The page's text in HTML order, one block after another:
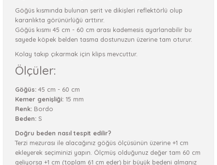
Göğüs kısmında bulunan şerit ve dikişleri reflektörlü olup
karanlıkta görünürlüğü arttırır.
Göğüs kısmı 45 cm - 60 cm arası kademesis ayarlanabilir bu
sayede köpek belden tasma dostunuzun üzerine tam oturur.
Kolay takıp çıkarmak için klips mevcuttur.
Ölçüler:
Göğüs: 45 cm - 60 cm
Kemer genişliği: 15 mm
Renk: Bordo
Beden: S
Doğru beden nasıl tespit edilir?
Terzi mezurası ile alacağınız göğüs ölçüsünün üzerine +1 cm
ekleyerek seçiminizi yapın. Ölçmüş olduğunuz değer tam 60 cm
geliyorsa +1 cm (toplam 61 cm eder) bir büyük bedeni almanız